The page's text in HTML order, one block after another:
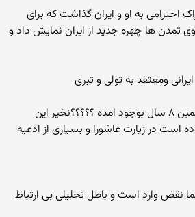
احترامی به او و ایران گذاشت که برای
تمدن ها چهره جدید از ایران نمایش داد و
ومعتقد به تولی و تبری
لابد این فرهنگ لعن تو همین ۸ سال بوجود امده ؟؟؟؟؟نخیر این
است در زیارت عاشورا و بسیاری از ادعیه
نقض وارد است و باطل تحلیلی بی ارتباط